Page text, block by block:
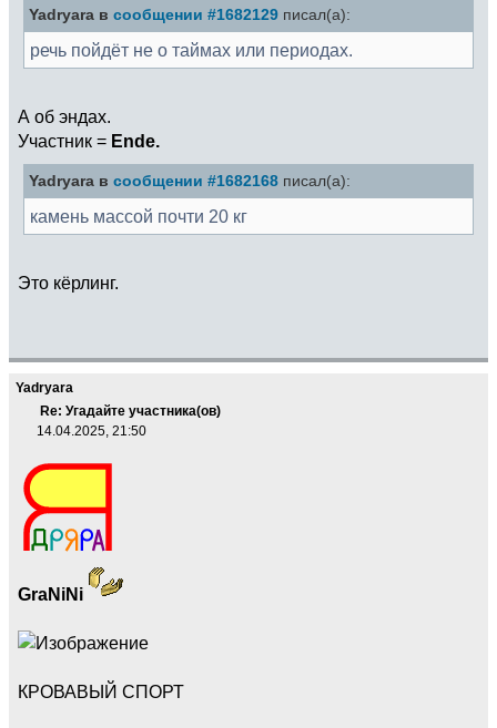
Yadryara в сообщении #1682129 писал(а):
речь пойдёт не о таймах или периодах.
А об эндах.
Участник = Еnde.
Yadryara в сообщении #1682168 писал(а):
камень массой почти 20 кг
Это кёрлинг.
Yadryara
Re: Угадайте участника(ов)
14.04.2025, 21:50
GraNiNi
КРОВАВЫЙ СПОРТ